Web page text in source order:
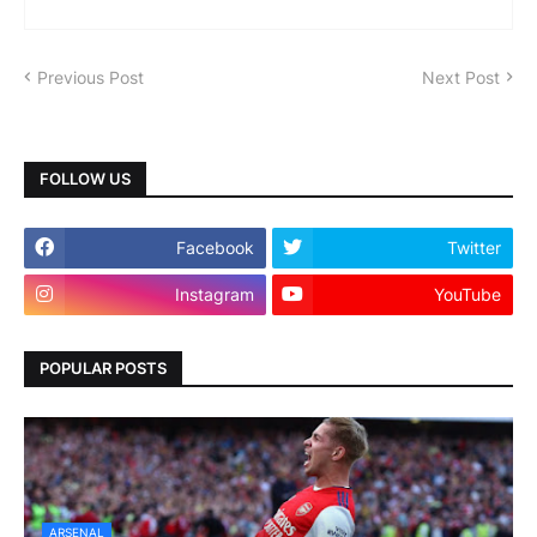
Previous Post Next Post
FOLLOW US
Facebook Twitter
Instagram YouTube
POPULAR POSTS
ARSENAL